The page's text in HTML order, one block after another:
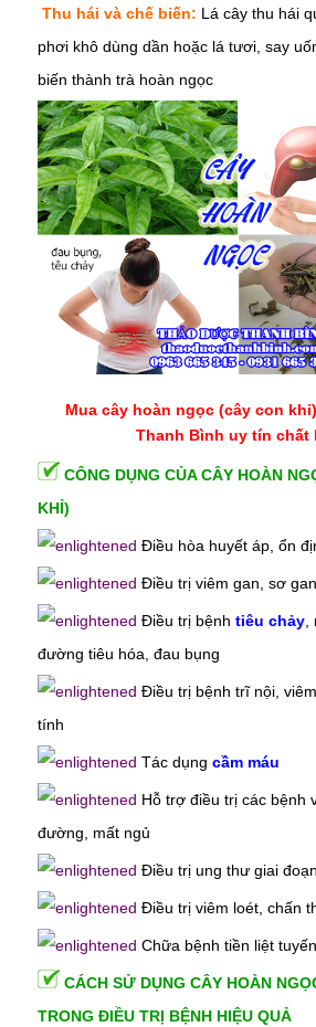
Thu hái và chế biến: Lá cây thu hái
phơi khô dùng dần hoặc lá tươi, say
biến thành trà hoàn ngọc
Mua cây hoàn ngọc (cây con khỉ)
Thanh Bình uy tín chất
CÔNG DỤNG CỦA CÂY HOÀN
KHỈ)
Điều hòa huyết áp , ổn
Điều trị viêm gan , sơ
Điều trị bệnh tiêu chảy
đường tiêu hóa, đau bụng
Điều trị bệnh trĩ nội ,
tính
Tác dụng cầm máu
Hỗ trợ điều trị các bệnh
đường, mất ngủ
Điều trị ung thư giai
Điều trị viêm loét, chấn
Chữa bệnh tiền liệt tuyến,
CÁCH SỬ DỤNG CÂY HOÀN
TRONG ĐIỀU TRỊ BỆNH HIỆU QUẢ